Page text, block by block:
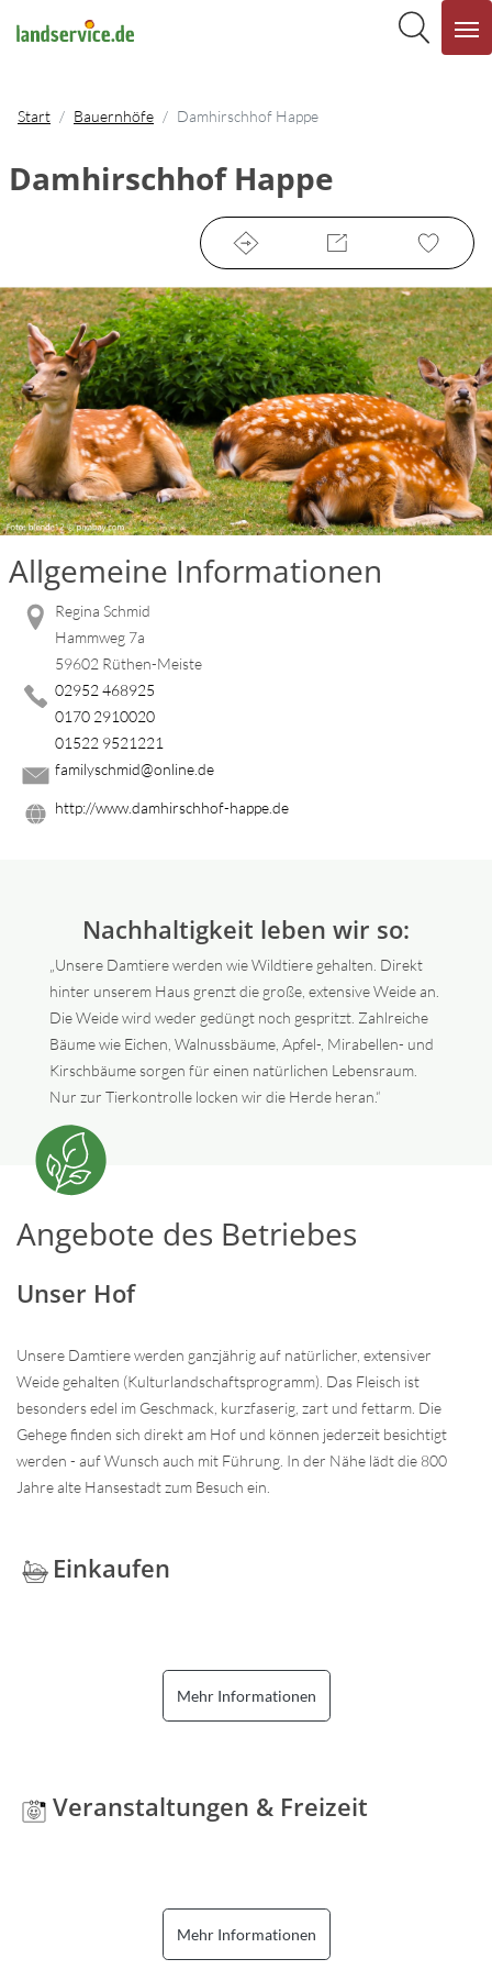
Start Bauernhöfe Damhirschhof Happe
Damhirschhof Happe
Allgemeine Informationen
Regina Schmid
Hammweg 7a
59602 Rüthen-Meiste
02952 468925
0170 2910020
01522 9521221
familyschmid@online.de
http://www.damhirschhof-happe.de
Nachhaltigkeit leben wir so:
„Unsere Damtiere werden wie Wildtiere gehalten. Direkt
hinter unserem Haus grenzt die große, extensive Weide an.
Die Weide wird weder gedüngt noch gespritzt. Zahlreiche
Bäume wie Eichen, Walnussbäume, Apfel-, Mirabellen- und
Kirschbäume sorgen für einen natürlichen Lebensraum.
Nur zur Tierkontrolle locken wir die Herde heran.“
Angebote des Betriebes
Unser Hof
Unsere Damtiere werden ganzjährig auf natürlicher, extensiver
Weide gehalten (Kulturlandschaftsprogramm). Das Fleisch ist
besonders edel im Geschmack, kurzfaserig, zart und fettarm. Die
Gehege finden sich direkt am Hof und können jederzeit besichtigt
werden - auf Wunsch auch mit Führung. In der Nähe lädt die 800
Jahre alte Hansestadt zum Besuch ein.
Einkaufen
Mehr Informationen
Veranstaltungen & Freizeit
Mehr Informationen